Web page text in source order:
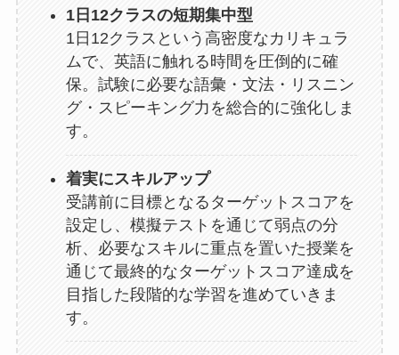
1日12クラスの短期集中型
1日12クラスという高密度なカリキュラ
ムで、英語に触れる時間を圧倒的に確
保。試験に必要な語彙・文法・リスニン
グ・スピーキング力を総合的に強化しま
す。
着実にスキルアップ
受講前に目標となるターゲットスコアを
設定し、模擬テストを通じて弱点の分
析、必要なスキルに重点を置いた授業を
通じて最終的なターゲットスコア達成を
目指した段階的な学習を進めていきま
す。